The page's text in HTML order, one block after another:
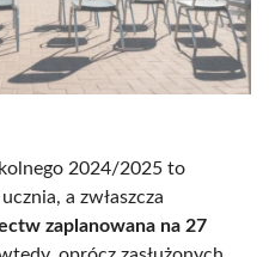
2024/2025 to
a zwłaszcza
zaplanowana na 27